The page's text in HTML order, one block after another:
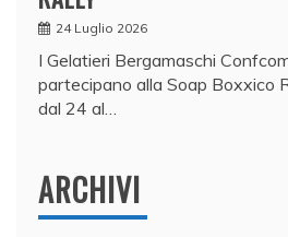
24 Luglio 2026
I Gelatieri Bergamaschi
partecipano alla Soap Boxxico
dal 24 al…
ARCHIVI